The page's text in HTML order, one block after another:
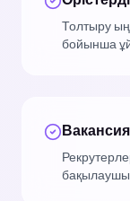
Толтыру
бойынша